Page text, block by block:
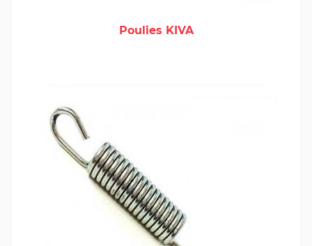
Poulies KIVA